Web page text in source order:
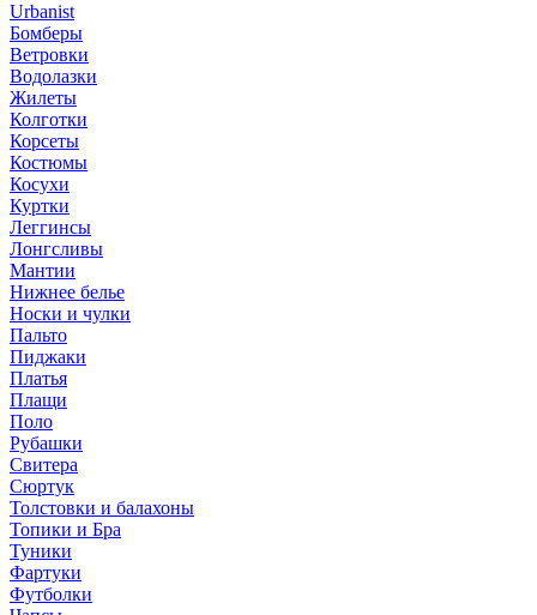
Urbanist
Бомберы
Ветровки
Водолазки
Жилеты
Колготки
Корсеты
Костюмы
Косухи
Куртки
Леггинсы
Лонгсливы
Мантии
Нижнее белье
Носки и чулки
Пальто
Пиджаки
Платья
Плащи
Поло
Рубашки
Свитера
Сюртук
Толстовки и балахоны
Топики и Бра
Туники
Фартуки
Футболки